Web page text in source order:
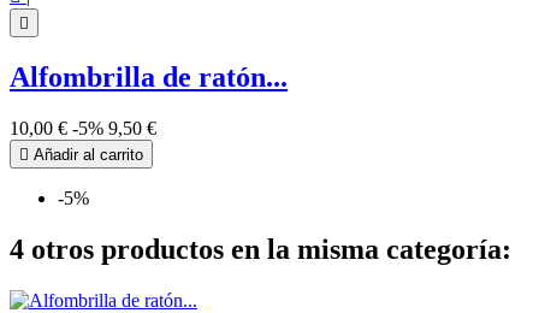

Alfombrilla de ratón...
10,00 € -5% 9,50 €
 Añadir al carrito
-5%
4 otros productos en la misma categoría: